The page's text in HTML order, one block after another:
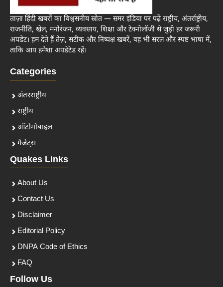
ताज़ा हिंदी खबरों का विश्वसनीय स्रोत — समर इंडिया पर पढ़ें राष्ट्रीय, अंतर्राष्ट्रीय,
राजनीति, खेल, मनोरंजन, व्यवसाय, शिक्षा और टेक्नोलॉजी से जुड़ी हर जरूरी
अपडेट। हम देते हैं तेज़, सटीक और निष्पक्ष खबरें, वह भी सरल और स्पष्ट भाषा में,
ताकि आप हमेशा अपडेटेड रहें।
Categories
अंतरराष्ट्रीय
राष्ट्रीय
ऑटोमोबाइल
गैजेट्स
Quakes Links
About Us
Contact Us
Disclaimer
Editorial Policy
DNPA Code of Ethics
FAQ
Follow Us